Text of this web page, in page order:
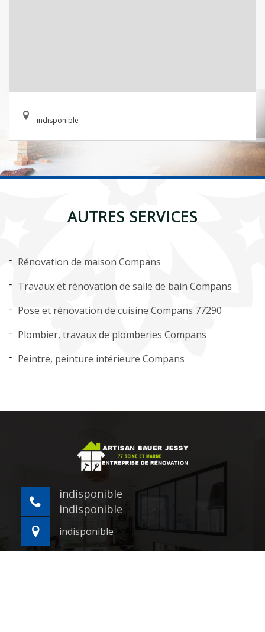
indisponible
AUTRES SERVICES
Rénovation de maison Compans
Travaux et rénovation de salle de bain Compans
Pose et rénovation de cuisine Compans 77290
Plombier, travaux de plomberies Compans
Peintre, peinture intérieure Compans
indisponible
indisponible
indisponible